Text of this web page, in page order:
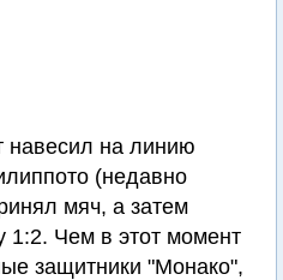
навесил на линию
(недавно
мяч, а затем
1:2. Чем в этот момент
защитники "Монако",